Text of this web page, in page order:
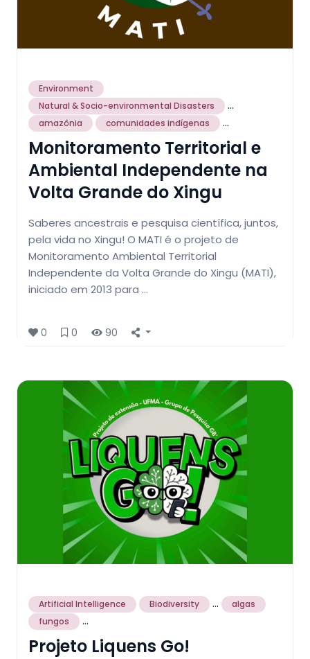
Environment
Natural & Socio-environmental Disasters
...
amazônia comunidades indígenas ...
Monitoramento Territorial e
Ambiental Independente na
Volta Grande do Xingu
Saberes ancestrais e pesquisa científica, juntos,
pela vida no Xingu! O MATI é o projeto de
Monitoramento Ambiental Territorial
Independente da Volta Grande do Xingu (MATI),
iniciado em 2013 para …
0 0 90
Artificial Intelligence Biodiversity ...
algas
fungos
...
Projeto Liquens Go!